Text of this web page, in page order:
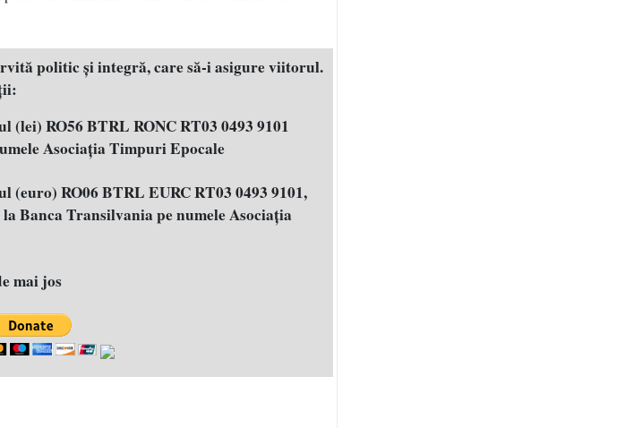
politic şi integră, care să-i asigure viitorul.
RO56 BTRL RONC RT03 0493 9101
Asociația Timpuri Epocale
RO06 BTRL EURC RT03 0493 9101,
Banca Transilvania pe numele Asociația
mai jos